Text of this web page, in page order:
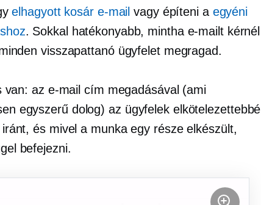
elhagyott kosár e-mail vagy építeni a egyéni
. Sokkal hatékonyabb, mintha e-mailt kérnél
visszapattanó ügyfelet megragad.
van: az e-mail cím megadásával (ami
egyszerű dolog) az ügyfelek elkötelezettebbé
és mivel a munka egy része elkészült,
befejezni.